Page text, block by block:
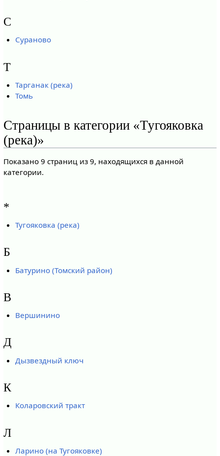
С
Сураново
Т
Тарганак (река)
Томь
Страницы в категории «Тугояковка
(река)»
Показано 9 страниц из 9, находящихся в данной
категории.
*
Тугояковка (река)
Б
Батурино (Томский район)
В
Вершинино
Д
Дызвездный ключ
К
Коларовский тракт
Л
Ларино (на Тугояковке)